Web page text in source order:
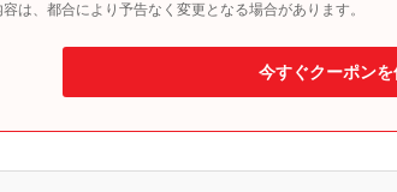
は、都合により予告なく変更となる場合があります。
今すぐクーポンを